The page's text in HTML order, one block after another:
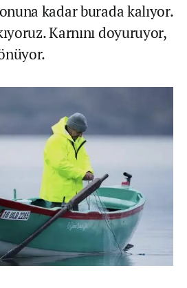
kadar burada kalıyor.
Karnını doyuruyor,